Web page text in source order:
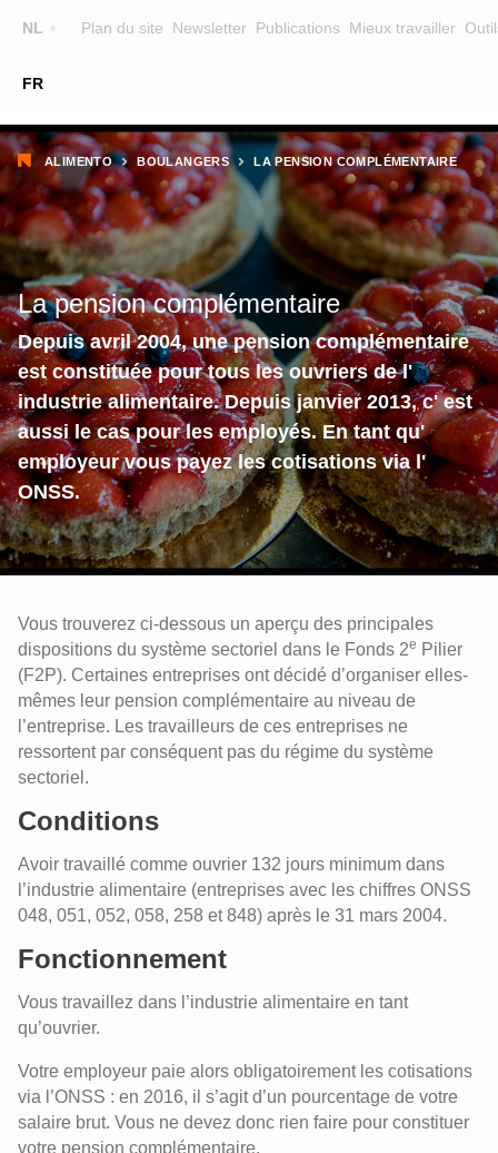
NL
FR
Plan du site Newsletter Publications Mieux travailler
Main
navigation
FORMATION
FORMATEURS
SUR ALIMENTO
EQUIPE
CONTACT
CHERCHER UNE FORMATION
Fil
d'Ariane
ALIMENTO BOULANGERS LA PENSION COMPLÉMENTAIRE
La pension complémentaire
Depuis avril 2004, une pension complémentaire
est constituée pour tous les ouvriers de l'
industrie alimentaire. Depuis janvier 2013, c' est
aussi le cas pour les employés. En tant qu'
employeur vous payez les cotisations via l'
ONSS.
Vous trouverez ci-dessous un aperçu des principales
dispositions du système sectoriel dans le Fonds 2e Pilier
(F2P). Certaines entreprises ont décidé d’organiser elles-
mêmes leur pension complémentaire au niveau de
l’entreprise. Les travailleurs de ces entreprises ne
ressortent par conséquent pas du régime du système
sectoriel.
Conditions
Avoir travaillé comme ouvrier 132 jours minimum dans
l’industrie alimentaire (entreprises avec les chiffres ONSS
048, 051, 052, 058, 258 et 848) après le 31 mars 2004.
Fonctionnement
Vous travaillez dans l’industrie alimentaire en tant
qu’ouvrier.
Votre employeur paie alors obligatoirement les cotisations
via l’ONSS : en 2016, il s’agit d’un pourcentage de votre
salaire brut. Vous ne devez donc rien faire pour constituer
votre pension complémentaire.